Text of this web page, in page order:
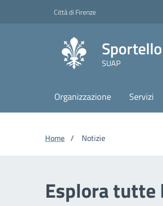
Skip to Main Content
Città di Firenze
SUAP
Organizzazione Servizi
Home / Notizie
Esplora tutte